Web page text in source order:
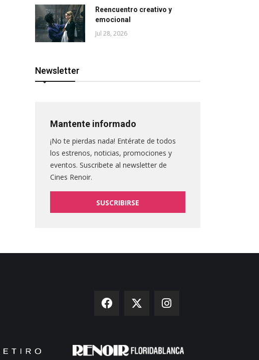
Reencuentro creativo y
emocional
Jul 28, 2026
Newsletter
Mantente informado
¡No te pierdas nada! Entérate de todos
los estrenos, noticias, promociones y
eventos. Suscribete al newsletter de
Cines Renoir.
SUSCRIBIRSE